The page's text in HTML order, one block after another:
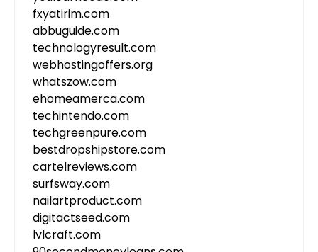
fxyatirim.com
abbuguide.com
technologyresult.com
webhostingoffers.org
whatszow.com
ehomeamerca.com
techintendo.com
techgreenpure.com
bestdropshipstore.com
cartelreviews.com
surfsway.com
nailartproduct.com
digitactseed.com
lvlcraft.com